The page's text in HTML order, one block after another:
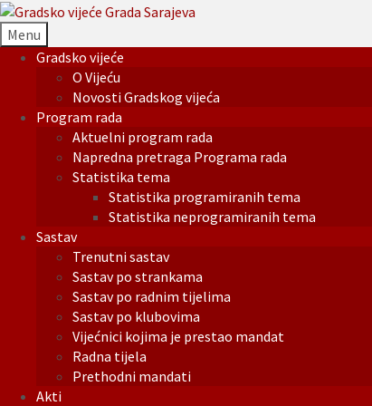
Menu
Gradsko vijeće
O Vijeću
Novosti Gradskog vijeća
Program rada
Aktuelni program rada
Napredna pretraga Programa rada
Statistika tema
Statistika programiranih tema
Statistika neprogramiranih tema
Sastav
Trenutni sastav
Sastav po strankama
Sastav po radnim tijelima
Sastav po klubovima
Vijećnici kojima je prestao mandat
Radna tijela
Prethodni mandati
Akti